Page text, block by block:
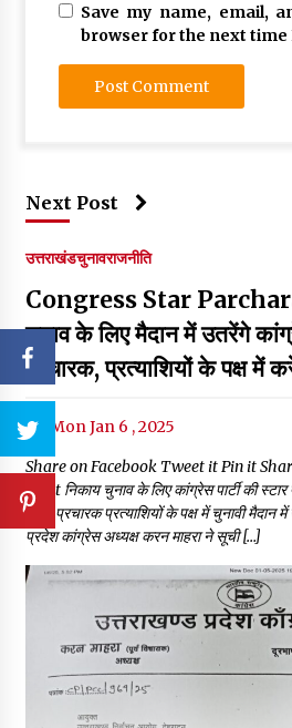
Save my name, email,
browser for the next time
Next Post
उत्तराखंडचुनावराजनीति
Congress Star
चुनाव के लिए मैदान में उतरेंगे
प्रचारक, प्रत्याशियों के पक्ष में
Mon Jan 6 , 2025
Share on Facebook Tweet it Pin it
Pin it निकाय चुनाव के लिए कांग्रेस पार्टी की स्टार
स्टार प्रचारक प्रत्याशियों के पक्ष में चुनावी
प्रदेश कांग्रेस अध्यक्ष करन माहरा ने सूची […]